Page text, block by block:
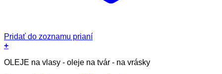
Pridať do zoznamu prianí
+
OLEJE na vlasy - oleje na tvár - na vrásky